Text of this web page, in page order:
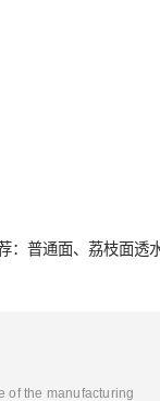
：普通面、荔枝面透
of the manufacturing